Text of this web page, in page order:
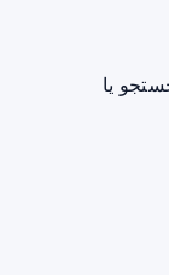
یا